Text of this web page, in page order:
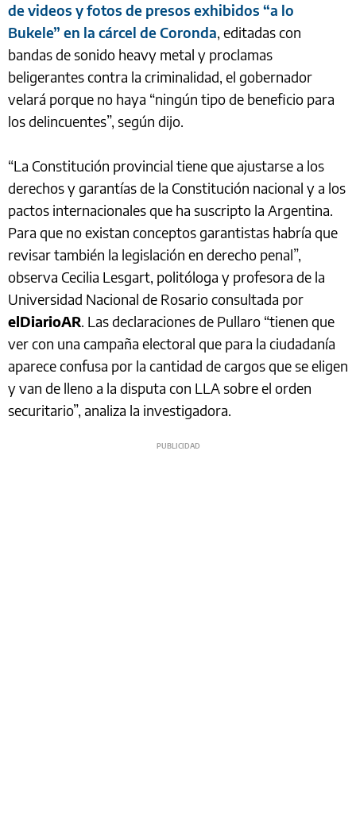
de videos y fotos de presos exhibidos “a lo
Bukele” en la cárcel de Coronda, editadas con
bandas de sonido heavy metal y proclamas
beligerantes contra la criminalidad, el gobernador
velará porque no haya “ningún tipo de beneficio para
los delincuentes”, según dijo.
“La Constitución provincial tiene que ajustarse a los
derechos y garantías de la Constitución nacional y a los
pactos internacionales que ha suscripto la Argentina.
Para que no existan conceptos garantistas habría que
revisar también la legislación en derecho penal”,
observa Cecilia Lesgart, politóloga y profesora de la
Universidad Nacional de Rosario consultada por
elDiarioAR. Las declaraciones de Pullaro “tienen que
ver con una campaña electoral que para la ciudadanía
aparece confusa por la cantidad de cargos que se eligen
y van de lleno a la disputa con LLA sobre el orden
securitario”, analiza la investigadora.